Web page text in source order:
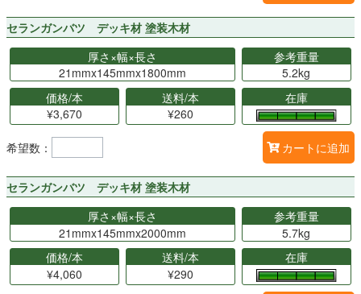
セランガンバツ デッキ材 塗装木材
厚さ×幅×長さ
21mmx145mmx1800mm
参考重量
5.2kg
価格/本
¥3,670
送料/本
¥260
在庫
希望数： カートに追加
セランガンバツ デッキ材 塗装木材
厚さ×幅×長さ
21mmx145mmx2000mm
参考重量
5.7kg
価格/本
¥4,060
送料/本
¥290
在庫